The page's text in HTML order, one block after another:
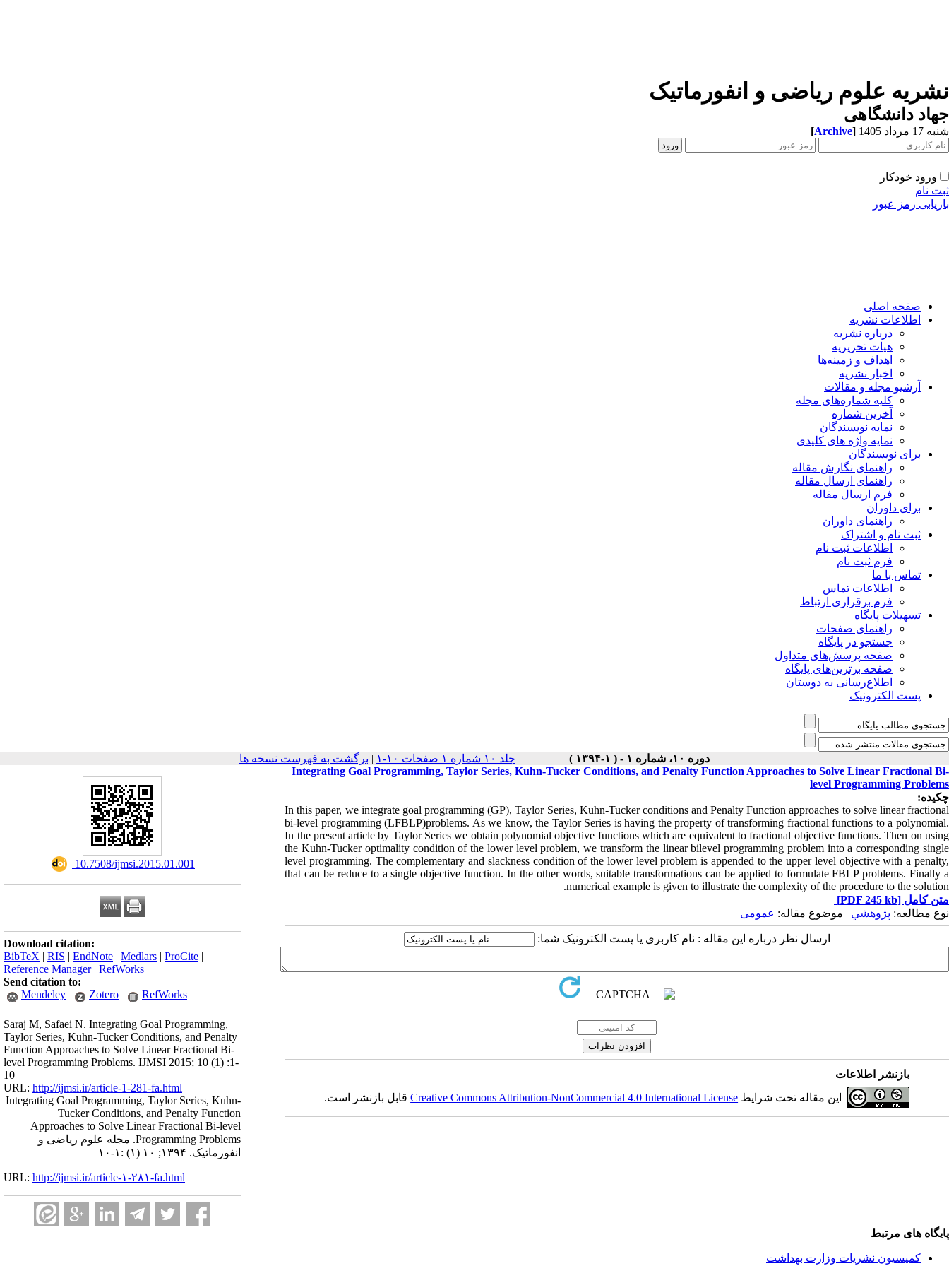
نشریه علوم ریاضی و انفورماتیک
جهاد دانشگاهی
شنبه 17 مرداد 1405 [Archive]
ورود خودکار
ثبت نام
بازیابی رمز عبور
صفحه اصلی
اطلاعات نشریه
درباره نشریه
هیات تحریریه
اهداف و زمینه‌ها
اخبار نشریه
آرشیو مجله و مقالات
کلیه شماره‌های مجله
آخرین شماره
نمایه نویسندگان
نمایه واژه های کلیدی
برای نویسندگان
راهنمای نگارش مقاله
راهنمای ارسال مقاله
فرم ارسال مقاله
برای داوران
راهنمای داوران
ثبت نام و اشتراک
اطلاعات ثبت نام
فرم ثبت نام
تماس با ما
اطلاعات تماس
فرم برقراری ارتباط
تسهیلات پایگاه
راهنمای صفحات
جستجو در پایگاه
صفحه پرسش‌های متداول
صفحه برترین‌های پایگاه
اطلاع‌رسانی به دوستان
پست الکترونیک
دوره ۱۰، شماره ۱ - ( ۱-۱۳۹۴ ) جلد ۱۰ شماره ۱ صفحات ۱۰-۱ | برگشت به فهرست نسخه ها
‎ 10.7508/ijmsi.2015.01.001
Download citation:
BibTeX | RIS | EndNote | Medlars | ProCite |
Reference Manager| RefWorks
Send citation to:
Mendeley
Zotero RefWorks
Saraj M, Safaei N. Integrating Goal Programming,
Taylor Series, Kuhn-Tucker Conditions, and Penalty
Function Approaches to Solve Linear Fractional Bi-
level Programming Problems. IJMSI 2015; 10 (1) :1-
10
URL: http://ijmsi.ir/article-1-281-fa.html
Integrating Goal Programming, Taylor Series, Kuhn-
Tucker Conditions, and Penalty Function
Approaches to Solve Linear Fractional Bi-level
Programming Problems. مجله علوم ریاضی و
انفورماتیک. ۱۳۹۴; ۱۰ (۱) :۱-۱۰
URL: http://ijmsi.ir/article-۱-۲۸۱-fa.html
Integrating Goal Programming, Taylor Series, Kuhn-Tucker Conditions, and Penalty Function Approaches to Solve Linear Fractional Bi-
level Programming Problems
چکیده:
In this paper, we integrate goal programming (GP), Taylor Series, Kuhn-Tucker conditions and Penalty Function approaches to solve linear fractional
bi-level programming (LFBLP)problems. As we know, the Taylor Series is having the property of transforming fractional functions to a polynomial.
In the present article by Taylor Series we obtain polynomial objective functions which are equivalent to fractional objective functions. Then on using
the Kuhn-Tucker optimality condition of the lower level problem, we transform the linear bilevel programming problem into a corresponding single
level programming. The complementary and slackness condition of the lower level problem is appended to the upper level objective with a penalty,
that can be reduce to a single objective function. In the other words, suitable transformations can be applied to formulate FBLP problems. Finally a
numerical example is given to illustrate the complexity of the procedure to the solution.
متن کامل [PDF 245 kb]
نوع مطالعه: پژوهشي | موضوع مقاله: عمومى
ارسال نظر درباره این مقاله : نام کاربری یا پست الکترونیک شما:
بازنشر اطلاعات
این مقاله تحت شرایط Creative Commons Attribution-NonCommercial 4.0 International Licenseقابل بازنشر است.
پایگاه های مرتبط
کمیسیون نشریات وزارت بهداشت